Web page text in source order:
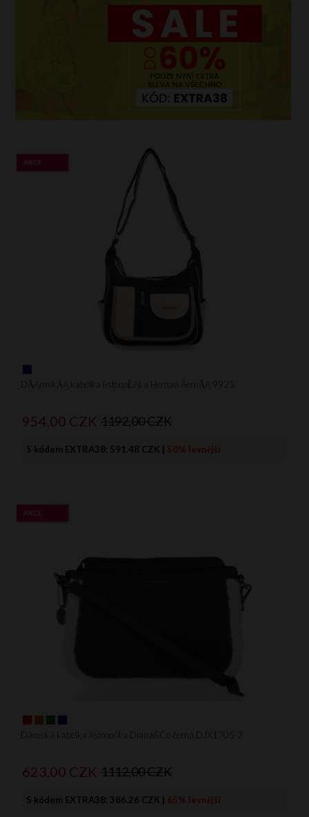
DĂĄmskĂĄ kabelka listonoĹĄka Hernan ÄernĂĄ 9925
AKCE
954,00 CZK 1192,00 CZK
S kódem EXTRA38: 591.48 CZK | 50% levnější
Dámská kabelka listonoška Diana&Co černá DJX1705-2
AKCE
623,00 CZK 1112,00 CZK
S kódem EXTRA38: 386.26 CZK | 65% levnější